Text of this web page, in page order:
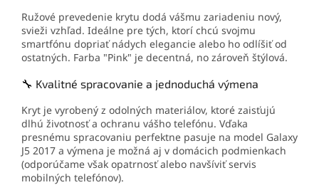
Ružové prevedenie krytu dodá vášmu zariadeniu nový,
svieži vzhľad. Ideálne pre tých, ktorí chcú svojmu
smartfónu dopriať nádych elegancie alebo ho odlíšiť od
ostatných. Farba "Pink" je decentná, no zároveň štýlová.
🔧 Kvalitné spracovanie a jednoduchá výmena
Kryt je vyrobený z odolných materiálov, ktoré zaisťujú
dlhú životnosť a ochranu vášho telefónu. Vďaka
presnému spracovaniu perfektne pasuje na model Galaxy
J5 2017 a výmena je možná aj v domácich podmienkach
(odporúčame však opatrnosť alebo navšíviť servis
mobilných telefónov).